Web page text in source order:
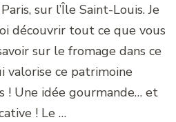
sur l’Île Saint-Louis. Je
découvrir tout ce que vous
sur le fromage dans ce
valorise ce patrimoine
! Une idée gourmande… et
! Le …